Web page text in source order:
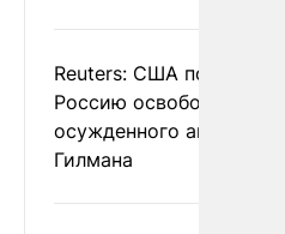
Reuters: США
Россию освободить
осужденного
Гилмана